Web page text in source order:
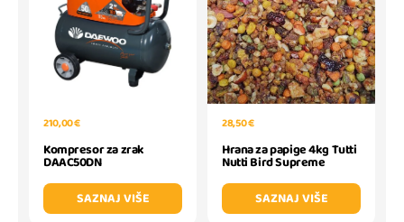
210,00 €
Kompresor za zrak
DAAC50DN
SAZNAJ VIŠE
28,50 €
Hrana za papige 4kg Tutti
Nutti Bird Supreme
SAZNAJ VIŠE